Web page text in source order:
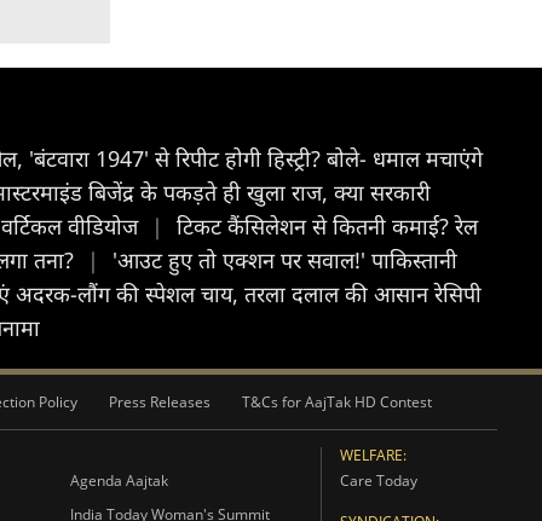
1947' से रिपीट होगी हिस्ट्री? बोले- धमाल मचाएंगे
बिजेंद्र के पकड़ते ही खुला राज, क्या सरकारी
वीडियोज |
टिकट कैंसिलेशन से कितनी कमाई? रेल
तना? |
'आउट हुए तो एक्शन पर सवाल!' पाकिस्तानी
लौंग की स्पेशल चाय, तरला दलाल की आसान रेसिपी
Policy Press Releases T&Cs for AajTak HD Contest
Agenda Aajtak
India Today Woman's Summit
WELFARE:
Care Today